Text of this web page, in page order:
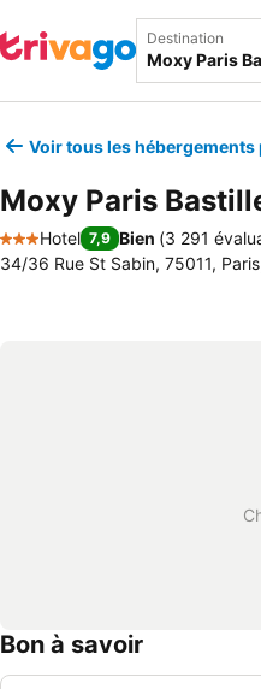
Destination
Voir tous les hébergements
Moxy Paris
3 Étoiles
Hotel 7,9 Bien (3 291
34/36 Rue St Sabin, 75011,
Bon à savoir